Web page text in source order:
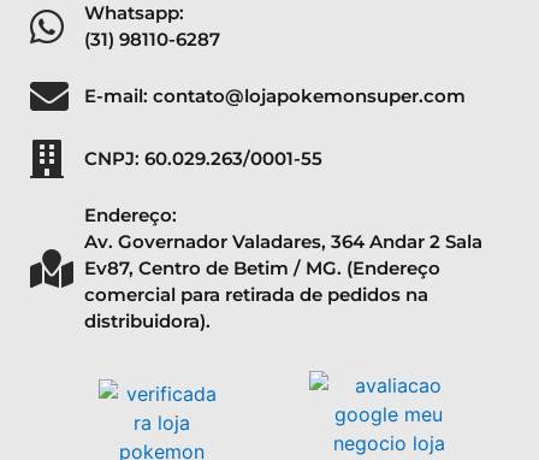
Whatsapp:
(31) 98110-6287
E-mail: contato@lojapokemonsuper.com
CNPJ: 60.029.263/0001-55
Endereço:
Av. Governador Valadares, 364 Andar 2 Sala
Ev87, Centro de Betim / MG. (Endereço
comercial para retirada de pedidos na
distribuidora).